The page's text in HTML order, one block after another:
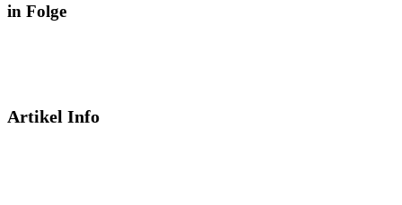
in Folge
Artikel Info